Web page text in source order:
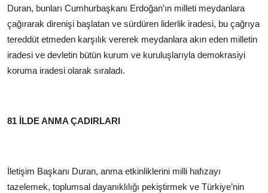
Duran, bunları Cumhurbaşkanı Erdoğan’ın milleti meydanlara
çağırarak direnişi başlatan ve sürdüren liderlik iradesi, bu çağrıya
tereddüt etmeden karşılık vererek meydanlara akın eden milletin
iradesi ve devletin bütün kurum ve kuruluşlarıyla demokrasiyi
koruma iradesi olarak sıraladı.
81 İLDE ANMA ÇADIRLARI
İletişim Başkanı Duran, anma etkinliklerini milli hafızayı
tazelemek, toplumsal dayanıklılığı pekiştirmek ve Türkiye’nin